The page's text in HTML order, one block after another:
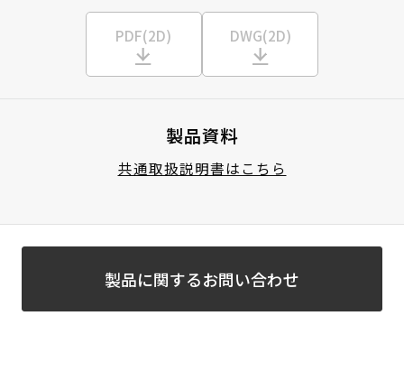
PDF(2D) DWG(2D)
製品資料
共通取扱説明書はこちら
製品に関するお問い合わせ